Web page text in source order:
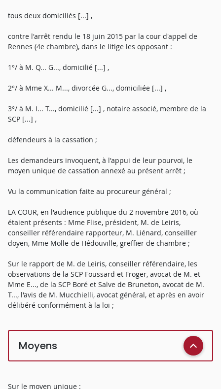
tous deux domiciliés [...] ,
contre l'arrêt rendu le 18 juin 2015 par la cour d'appel de
Rennes (4e chambre), dans le litige les opposant :
1°/ à M. Q... G..., domicilié [...] ,
2°/ à Mme X... M..., divorcée G..., domiciliée [...] ,
3°/ à M. I... T..., domicilié [...] , notaire associé, membre de la
SCP [...] ,
défendeurs à la cassation ;
Les demandeurs invoquent, à l'appui de leur pourvoi, le
moyen unique de cassation annexé au présent arrêt ;
Vu la communication faite au procureur général ;
LA COUR, en l'audience publique du 2 novembre 2016, où
étaient présents : Mme Flise, président, M. de Leiris,
conseiller référendaire rapporteur, M. Liénard, conseiller
doyen, Mme Molle-de Hédouville, greffier de chambre ;
Sur le rapport de M. de Leiris, conseiller référendaire, les
observations de la SCP Foussard et Froger, avocat de M. et
Mme E..., de la SCP Boré et Salve de Bruneton, avocat de M.
T..., l'avis de M. Mucchielli, avocat général, et après en avoir
délibéré conformément à la loi ;
Moyens
Sur le moyen unique :